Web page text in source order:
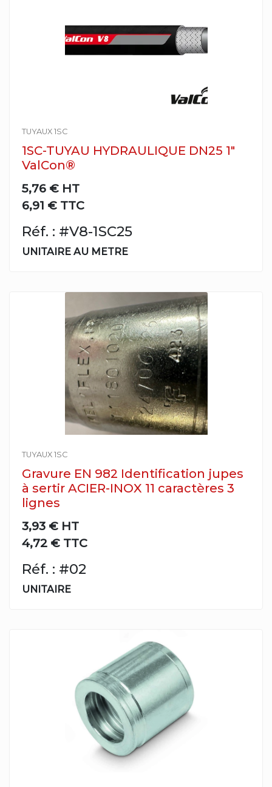
TUYAUX 1SC
1SC-TUYAU HYDRAULIQUE DN25 1"
ValCon®
5,76 € HT
6,91 € TTC
Réf. : #V8-1SC25
UNITAIRE AU METRE
TUYAUX 1SC
Gravure EN 982 Identification jupes
à sertir ACIER-INOX 11 caractères 3
lignes
3,93 € HT
4,72 € TTC
Réf. : #02
UNITAIRE